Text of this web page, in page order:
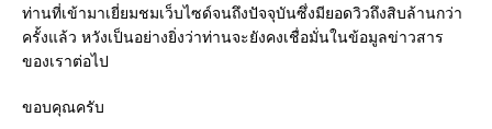
ท่านที่เข้ามาเยี่ยมชมเว็บไซด์จนถึงปัจจุบันซึ่งมียอดวิวถึงสิบล้านกว่า
ครั้งแล้ว หวังเป็นอย่างยิ่งว่าท่านจะยังคงเชื่อมั่นในข้อมูลข่าวสาร
ของเราต่อไป
ขอบคุณครับ